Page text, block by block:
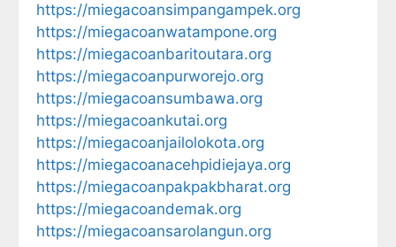
https://miegacoansimpangampek.org
https://miegacoanwatampone.org
https://miegacoanbaritoutara.org
https://miegacoanpurworejo.org
https://miegacoansumbawa.org
https://miegacoankutai.org
https://miegacoanjailolokota.org
https://miegacoanacehpidiejaya.org
https://miegacoanpakpakbharat.org
https://miegacoandemak.org
https://miegacoansarolangun.org